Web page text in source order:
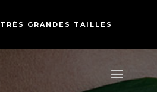
TRÈS GRANDES TAILLES